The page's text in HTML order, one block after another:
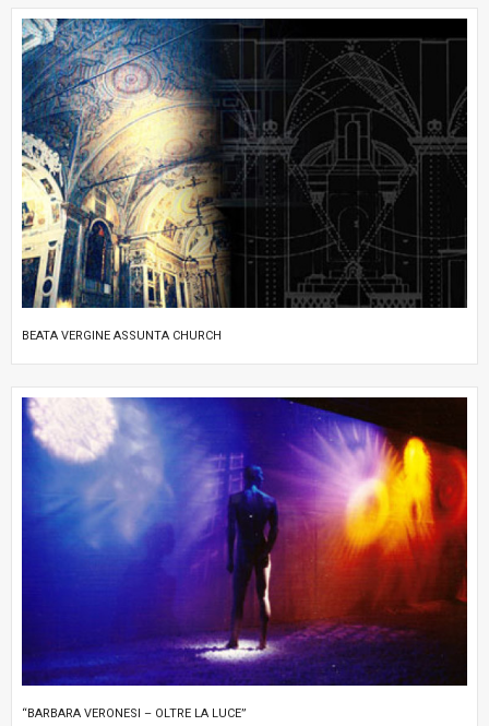
BEATA VERGINE ASSUNTA CHURCH
“BARBARA VERONESI – OLTRE LA LUCE”